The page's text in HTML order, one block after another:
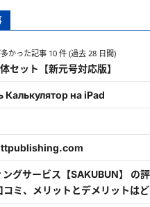
かった記事 10 件 (過去 28 日間)
セット【新元号対応版】
Калькулятор на iPad
グサービス【SAKUBUN】 の
コミ、メリットとデメリットは